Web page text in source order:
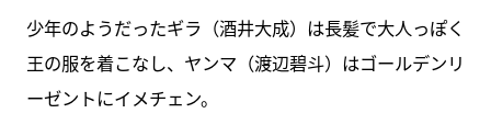
少年のようだったギラ（酒井大成）は長髪で大人っぽく
王の服を着こなし、ヤンマ（渡辺碧斗）はゴールデンリ
ーゼントにイメチェン。